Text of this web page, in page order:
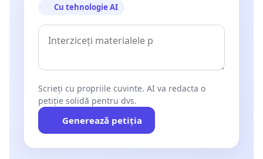
Cu tehnologie AI
Scrieți cu propriile cuvinte. AI va redacta o
petiție solidă pentru dvs.
Generează petiția